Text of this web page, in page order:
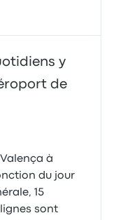
y
de
à
du jour
15
sont